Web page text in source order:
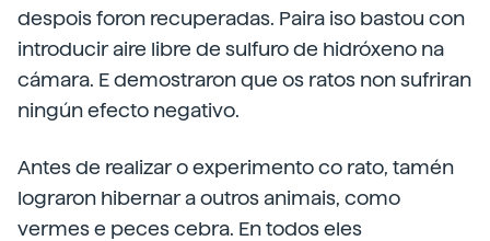
despois foron recuperadas. Paira iso bastou con
introducir aire libre de sulfuro de hidróxeno na
cámara. E demostraron que os ratos non sufriran
ningún efecto negativo.
Antes de realizar o experimento co rato, tamén
lograron hibernar a outros animais, como
vermes e peces cebra. En todos eles